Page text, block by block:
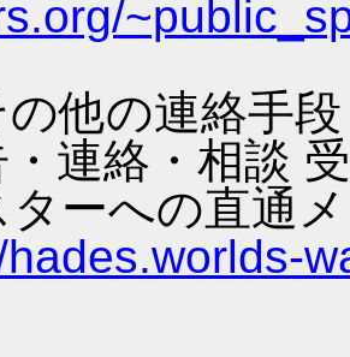
他の連絡手
連絡・相談
ターへの直通